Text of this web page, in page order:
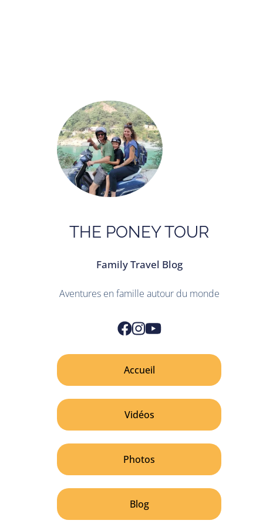
THE PONEY TOUR
Family Travel Blog
Aventures en famille autour du monde
Accueil
Vidéos
Photos
Blog